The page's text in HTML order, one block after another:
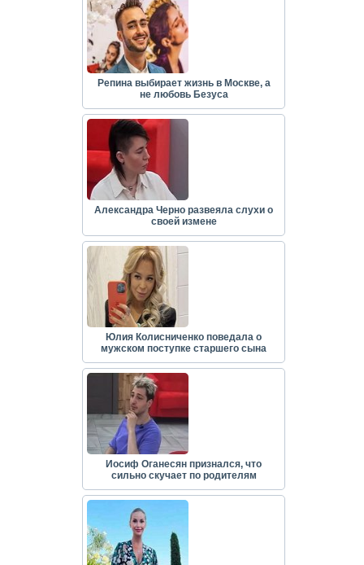
Репина выбирает жизнь в Москве, а
не любовь Безуса
Александра Черно развеяла слухи о
своей измене
Юлия Колисниченко поведала о
мужском поступке старшего сына
Иосиф Оганесян признался, что
сильно скучает по родителям